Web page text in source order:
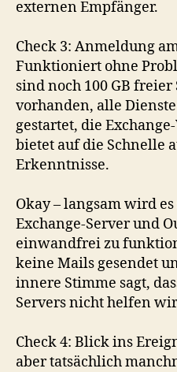
externen Empfänger.
Check 3: Anmeldung
Funktioniert ohne
sind noch 100 GB
vorhanden, alle
gestartet, die
bietet auf die Schnelle
Erkenntnisse.
Okay – langsam wird
Exchange-Server und
einwandfrei zu
keine Mails gesendet
innere Stimme sagt,
Servers nicht helfen
Check 4: Blick ins
aber tatsächlich